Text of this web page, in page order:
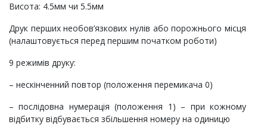
Висота: 4.5мм чи 5.5мм
Друк перших необов’язкових нулів або порожнього місця
(налаштовується перед першим початком роботи)
9 режимів друку:
– нескінченний повтор (положення перемикача 0)
– послідовна нумерація (положення 1) – при кожному
відбитку відбувається збільшення номеру на одиницю